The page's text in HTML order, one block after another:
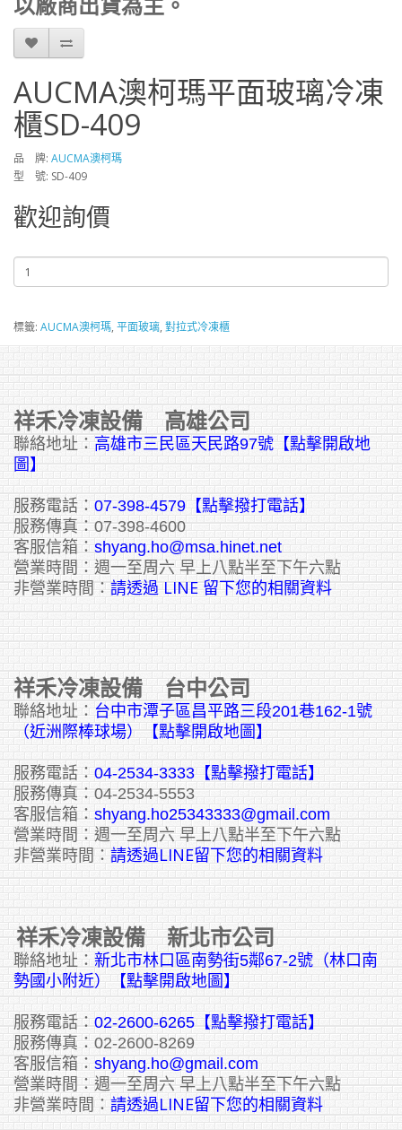
AUCMA澳柯瑪平面玻璃冷凍
櫃SD-409
品 牌: AUCMA澳柯瑪
型 號: SD-409
歡迎詢價
標籤: AUCMA澳柯瑪, 平面玻璃, 對拉式冷凍櫃
祥禾冷凍設備 高雄公司
聯絡地址： 高雄市三民區天民路97號【點擊開啟地
圖】
服務電話： 07-398-4579【點擊撥打電話】
服務傳真：07-398-4600
客服信箱： shyang.ho@msa.hinet.net
營業時間：週一至周六 早上八點半至下午六點
非營業時間： 請透過 LINE 留下您的相關資料
祥禾冷凍設備 台中公司
聯絡地址： 台中市潭子區昌平路三段201巷162-1號
（近洲際棒球場）【點擊開啟地圖】
服務電話： 04-2534-3333 【點擊撥打電話】
服務傳真：04-2534-5553
客服信箱： shyang.ho25343333@gmail.com
營業時間：週一至周六 早上八點半至下午六點
非營業時間： 請透過LINE留下您的相關資料
祥禾冷凍設備 新北市公司
聯絡地址： 新北市林口區南勢街5鄰67-2號（林口南
勢國小附近）【點擊開啟地圖】
服務電話： 02-2600-6265 【點擊撥打電話】
服務傳真：02-2600-8269
客服信箱： shyang.ho@gmail.com
營業時間：週一至周六 早上八點半至下午六點
非營業時間： 請透過LINE留下您的相關資料